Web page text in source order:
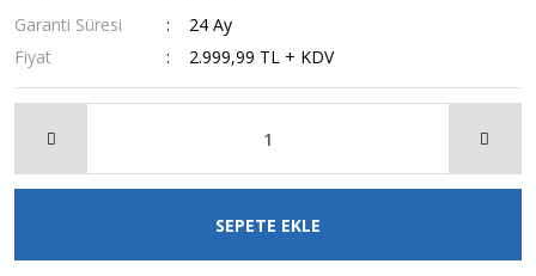
Garanti Süresi
24 Ay
Fiyat
2.999,99 TL + KDV
SEPETE EKLE